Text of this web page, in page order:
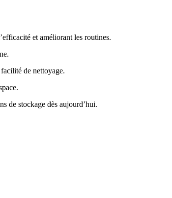
et améliorant les routines.
de nettoyage.
de stockage dès aujourd’hui.